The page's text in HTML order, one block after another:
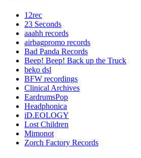
12rec
23 Seconds
aaahh records
airbagpromo records
Bad Panda Records
Beep! Beep! Back up the Truck
beko dsl
BFW recordings
Clinical Archives
EardrumsPop
Headphonica
iD.EOLOGY
Lost Children
Mimonot
Zorch Factory Records